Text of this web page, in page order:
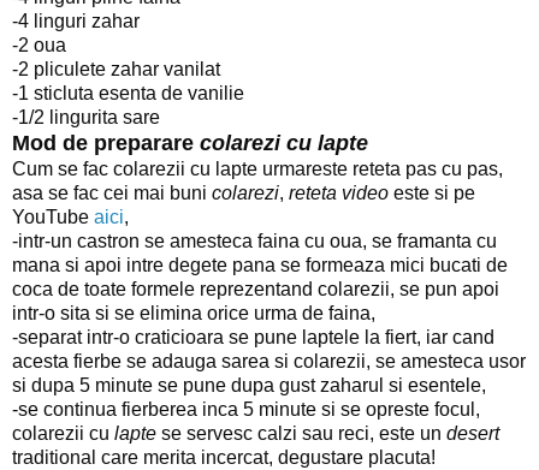
-4 linguri zahar
-2 oua
-2 pliculete zahar vanilat
-1 sticluta esenta de vanilie
-1/2 lingurita sare
Mod de preparare colarezi cu lapte
Cum se fac colarezii cu lapte urmareste reteta pas cu pas,
asa se fac cei mai buni colarezi, reteta video este si pe
YouTube aici,
-intr-un castron se amesteca faina cu oua, se framanta cu
mana si apoi intre degete pana se formeaza mici bucati de
coca de toate formele reprezentand colarezii, se pun apoi
intr-o sita si se elimina orice urma de faina,
-separat intr-o craticioara se pune laptele la fiert, iar cand
acesta fierbe se adauga sarea si colarezii, se amesteca usor
si dupa 5 minute se pune dupa gust zaharul si esentele,
-se continua fierberea inca 5 minute si se opreste focul,
colarezii cu lapte se servesc calzi sau reci, este un desert
traditional care merita incercat, degustare placuta!